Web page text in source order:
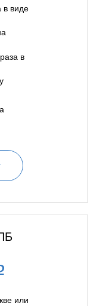
в виде
в
или